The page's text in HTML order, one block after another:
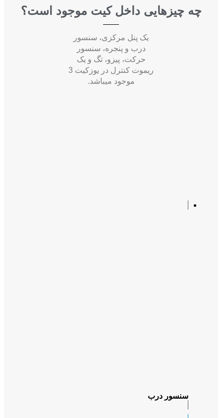
چه چیزهایی داخل کیت موجود است؟
یک پنل مرکزی، سنسور
درب و پنجره، سنسور
حرکت، پیزو، تگ و یک
ریموت کنترل در یوزکیت 3
موجود میباشد.
سنسور درب